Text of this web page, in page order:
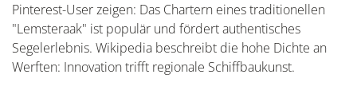
Pinterest-User zeigen: Das Chartern eines traditionellen
"Lemsteraak" ist populär und fördert authentisches
Segelerlebnis. Wikipedia beschreibt die hohe Dichte an
Werften: Innovation trifft regionale Schiffbaukunst.